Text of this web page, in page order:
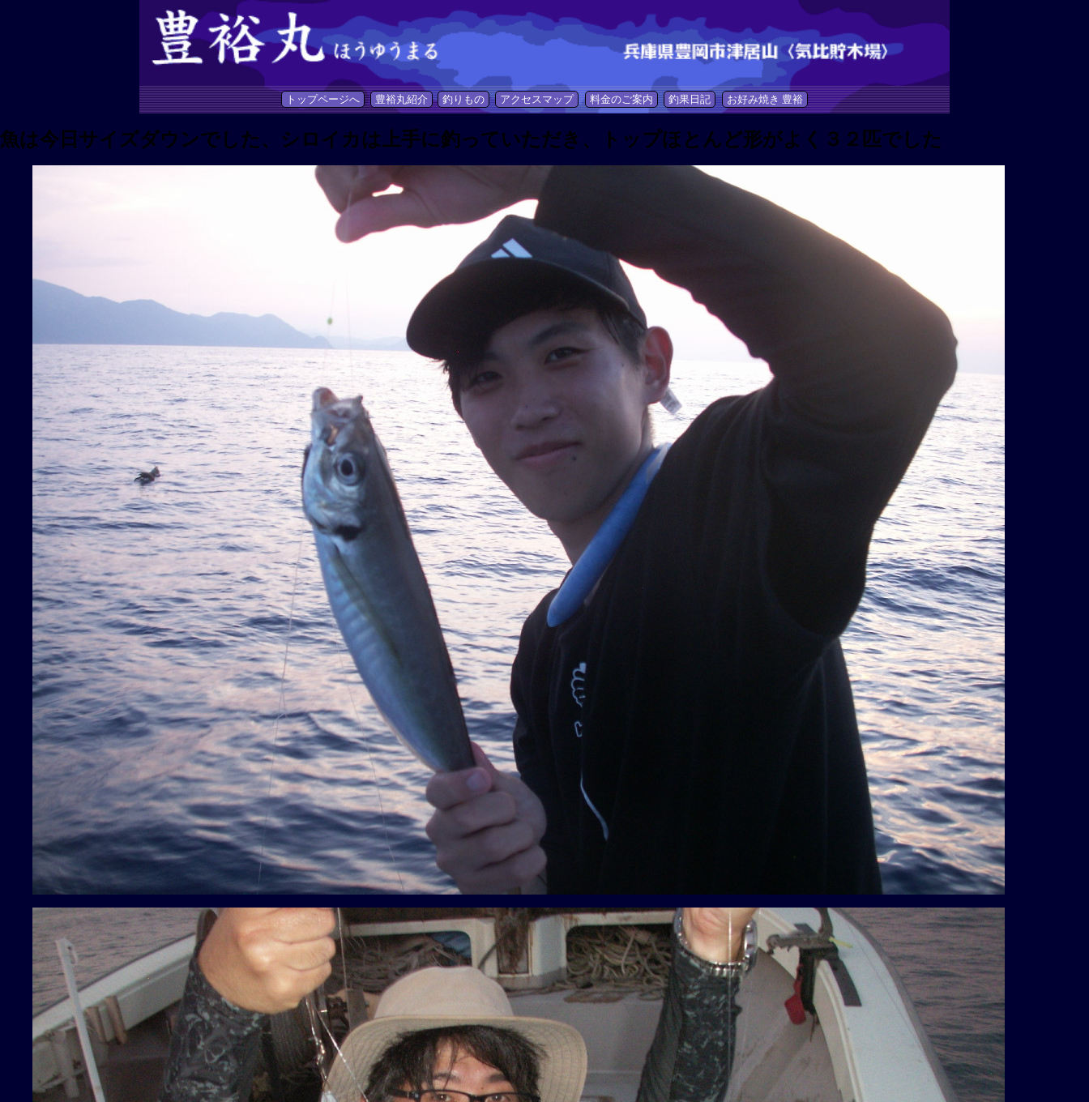
トップページへ 豊裕丸紹介 釣りもの アクセスマップ 料金のご案内 釣果日記 お好み焼き 豊裕
魚は今日サイズダウンでした、シロイカは上手に釣っていただき、トップほとんど形がよく３２匹でした